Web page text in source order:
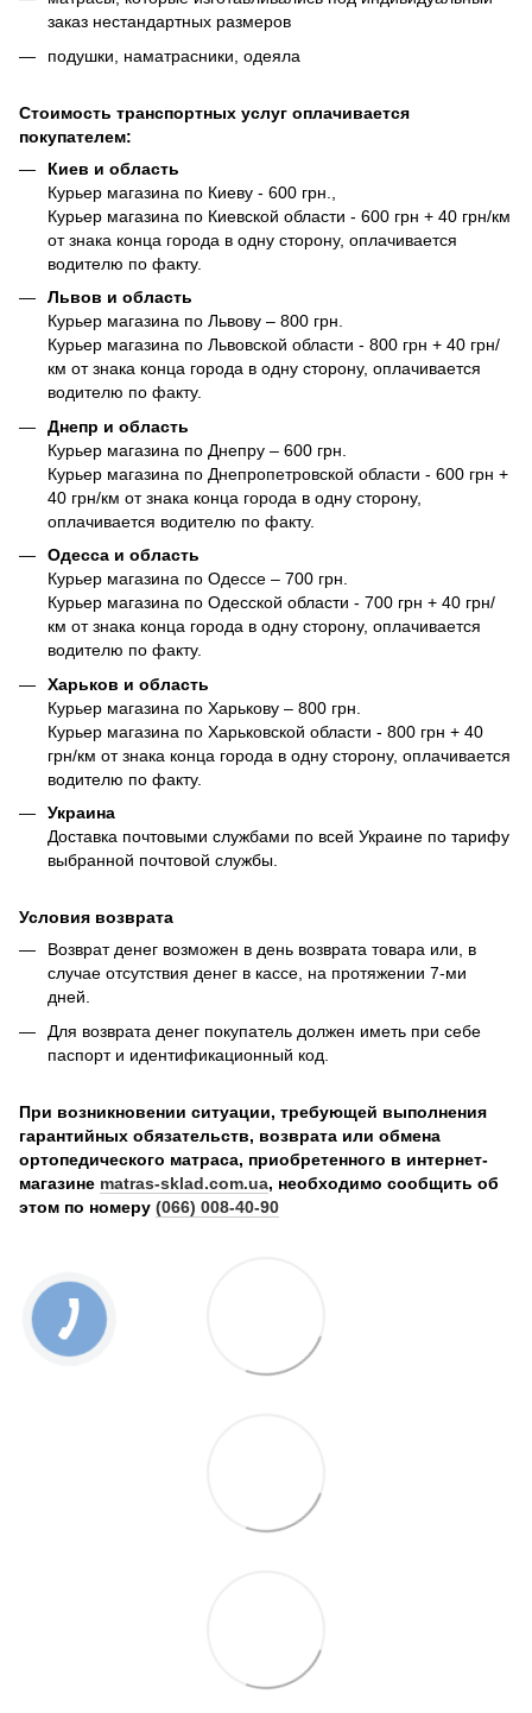
заказ нестандартных размеров
подушки, наматрасники, одеяла
Стоимость транспортных услуг оплачивается
покупателем:
Киев и область
Курьер магазина по Киеву - 600 грн.,
Курьер магазина по Киевской области - 600 грн + 40 грн/км
от знака конца города в одну сторону, оплачивается
водителю по факту.
Львов и область
Курьер магазина по Львову – 800 грн.
Курьер магазина по Львовской области - 800 грн + 40 грн/
км от знака конца города в одну сторону, оплачивается
водителю по факту.
Днепр и область
Курьер магазина по Днепру – 600 грн.
Курьер магазина по Днепропетровской области - 600 грн +
40 грн/км от знака конца города в одну сторону,
оплачивается водителю по факту.
Одесса и область
Курьер магазина по Одессе – 700 грн.
Курьер магазина по Одесской области - 700 грн + 40 грн/
км от знака конца города в одну сторону, оплачивается
водителю по факту.
Харьков и область
Курьер магазина по Харькову – 800 грн.
Курьер магазина по Харьковской области - 800 грн + 40
грн/км от знака конца города в одну сторону, оплачивается
водителю по факту.
Украина
Доставка почтовыми службами по всей Украине по тарифу
выбранной почтовой службы.
Условия возврата
Возврат денег возможен в день возврата товара или, в
случае отсутствия денег в кассе, на протяжении 7-ми
дней.
Для возврата денег покупатель должен иметь при себе
паспорт и идентификационный код.
При возникновении ситуации, требующей выполнения
гарантийных обязательств, возврата или обмена
ортопедического матраса, приобретенного в интернет-
магазине matras-sklad.com.ua, необходимо сообщить об
этом по номеру (066) 008-40-90